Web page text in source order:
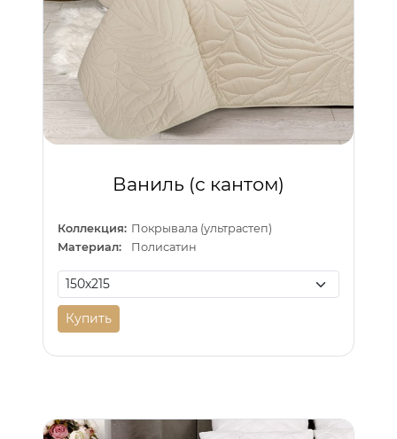
Ваниль (с кантом)
Коллекция: Покрывала (ультрастеп)
Материал:
Полисатин
Купить